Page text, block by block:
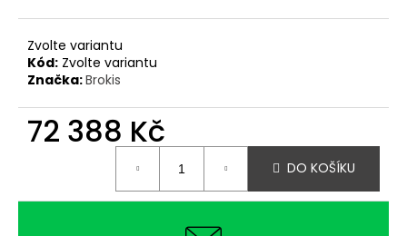
Zvolte variantu
Kód: Zvolte variantu
Značka:Brokis
72 388 Kč
DO KOŠÍKU